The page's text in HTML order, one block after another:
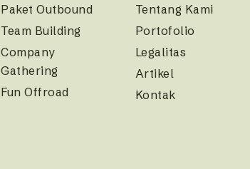
Paket Outbound
Team Building
Company
Gathering
Fun Offroad
Tentang Kami
Portofolio
Legalitas
Artikel
Kontak